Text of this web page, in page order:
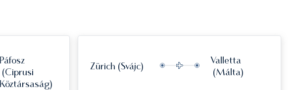
Páfosz
(Ciprusi
Köztársaság)
Zürich (Svájc)
Valletta
(Málta)